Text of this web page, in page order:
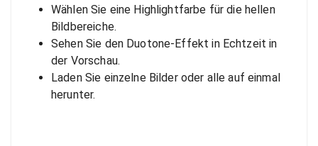
Wählen Sie eine Highlightfarbe für die hellen
Bildbereiche.
Sehen Sie den Duotone-Effekt in Echtzeit in
der Vorschau.
Laden Sie einzelne Bilder oder alle auf einmal
herunter.